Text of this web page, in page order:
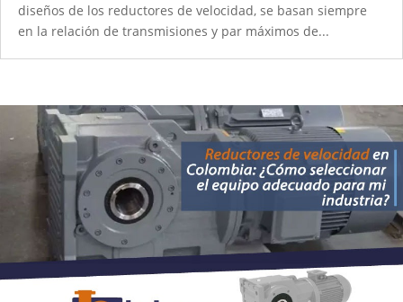
diseños de los reductores de velocidad, se basan siempre
en la relación de transmisiones y par máximos de...